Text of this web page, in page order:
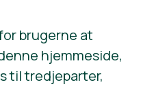
brugerne at
hjemmeside,
til tredjeparter,